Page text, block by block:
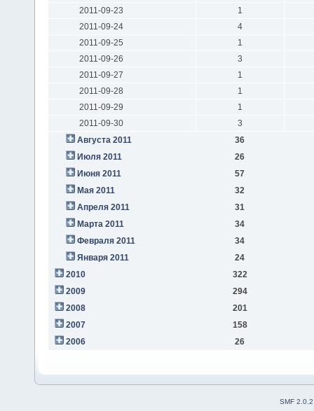
2011-09-23
1
2011-09-24
4
2011-09-25
1
2011-09-26
3
2011-09-27
1
2011-09-28
1
2011-09-29
1
2011-09-30
3
Августа 2011
36
Июля 2011
26
Июня 2011
57
Мая 2011
32
Апреля 2011
31
Марта 2011
34
Февраля 2011
34
Января 2011
24
2010
322
2009
294
2008
201
2007
158
2006
26
SMF 2.0.2